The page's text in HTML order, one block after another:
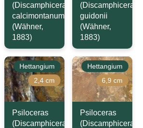
(Discamphiceras)
calcimontanum
(Wähner,
1883)
(Discamphiceras)
guidonii
(Wähner,
1883)
Hettangium
2,4 cm
Psiloceras
(Discamphiceras)
Hettangium
6,9 cm
Psiloceras
(Discamphiceras)